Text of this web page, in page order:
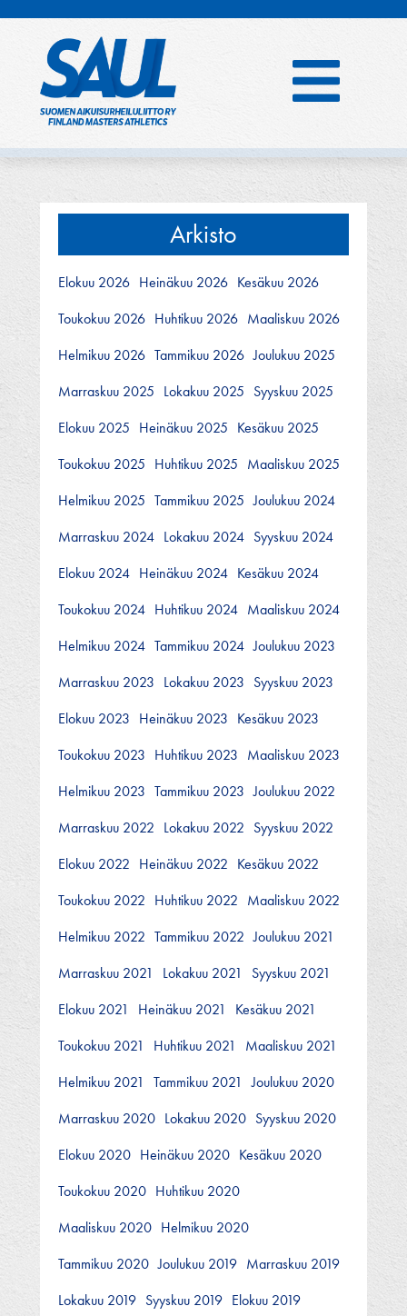
Arkisto
Elokuu 2026 Heinäkuu 2026 Kesäkuu 2026
Toukokuu 2026 Huhtikuu 2026 Maaliskuu 2026
Helmikuu 2026 Tammikuu 2026 Joulukuu 2025
Marraskuu 2025 Lokakuu 2025 Syyskuu 2025
Elokuu 2025 Heinäkuu 2025 Kesäkuu 2025
Toukokuu 2025 Huhtikuu 2025 Maaliskuu 2025
Helmikuu 2025 Tammikuu 2025 Joulukuu 2024
Marraskuu 2024 Lokakuu 2024 Syyskuu 2024
Elokuu 2024 Heinäkuu 2024 Kesäkuu 2024
Toukokuu 2024 Huhtikuu 2024 Maaliskuu 2024
Helmikuu 2024 Tammikuu 2024 Joulukuu 2023
Marraskuu 2023 Lokakuu 2023 Syyskuu 2023
Elokuu 2023 Heinäkuu 2023 Kesäkuu 2023
Toukokuu 2023 Huhtikuu 2023 Maaliskuu 2023
Helmikuu 2023 Tammikuu 2023 Joulukuu 2022
Marraskuu 2022 Lokakuu 2022 Syyskuu 2022
Elokuu 2022 Heinäkuu 2022 Kesäkuu 2022
Toukokuu 2022 Huhtikuu 2022 Maaliskuu 2022
Helmikuu 2022 Tammikuu 2022 Joulukuu 2021
Marraskuu 2021
Lokakuu 2021
Syyskuu 2021
Elokuu 2021
Heinäkuu 2021
Kesäkuu 2021
Toukokuu 2021
Huhtikuu 2021
Maaliskuu 2021
Helmikuu 2021
Tammikuu 2021
Joulukuu 2020
Marraskuu 2020 Lokakuu 2020 Syyskuu 2020
Elokuu 2020 Heinäkuu 2020 Kesäkuu 2020
Toukokuu 2020 Huhtikuu 2020
Maaliskuu 2020 Helmikuu 2020
Tammikuu 2020 Joulukuu 2019 Marraskuu 2019
Lokakuu 2019 Syyskuu 2019 Elokuu 2019